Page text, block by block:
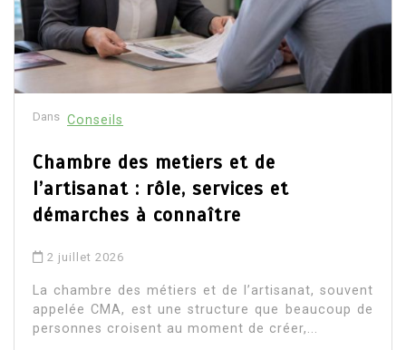
Dans Conseils
Chambre des metiers et de
l’artisanat : rôle, services et
démarches à connaître
2 juillet 2026
La chambre des métiers et de l’artisanat, souvent
appelée CMA, est une structure que beaucoup de
personnes croisent au moment de créer,...